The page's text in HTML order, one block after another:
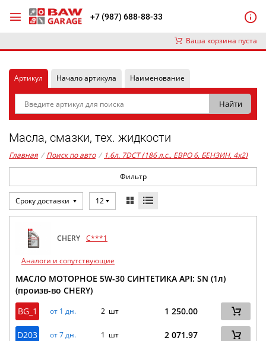
+7 (987) 688-88-33
Ваша корзина пуста
Артикул Начало артикула Наименование
Масла, смазки, тех. жидкости
Главная / Поиск по авто / 1,6л. 7DCT (186 л.с., ЕВРО 6, БЕНЗИН, 4x2)
Фильтр
Сроку доставки 12
CHERY C***1
Аналоги и сопутствующие
МАСЛО МОТОРНОЕ 5W-30 СИНТЕТИКА API: SN (1л)
(произв-во CHERY)
BG_1
от 1 дн. 2 шт 1 250.00
D203 от 7 дн. 1 шт 2 071.97